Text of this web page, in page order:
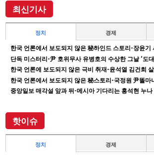
최신기사
정치 경제
핫이슈
정치 경제